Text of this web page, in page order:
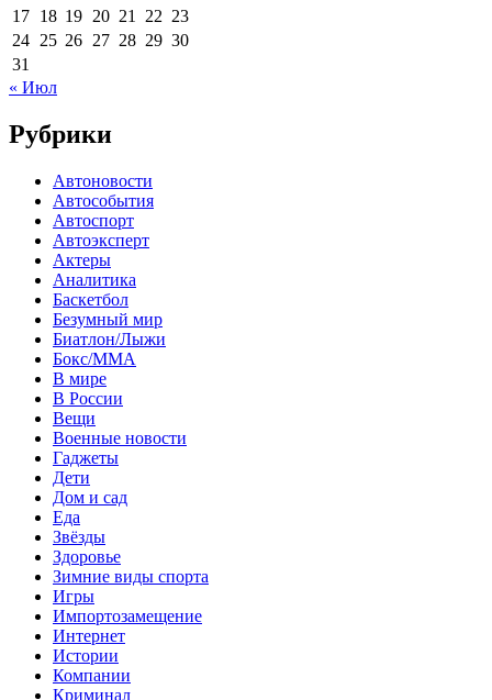
17 18 19 20 21 22 23
24 25 26 27 28 29 30
31
« Июл
Рубрики
Автоновости
Автособытия
Автоспорт
Автоэксперт
Актеры
Аналитика
Баскетбол
Безумный мир
Биатлон/Лыжи
Бокс/MMA
В мире
В России
Вещи
Военные новости
Гаджеты
Дети
Дом и сад
Еда
Звёзды
Здоровье
Зимние виды спорта
Игры
Импортозамещение
Интернет
Истории
Компании
Криминал